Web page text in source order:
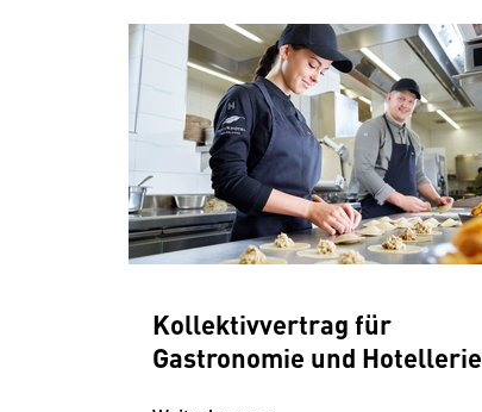
Kollektivvertrag für
Gastronomie und Hotellerie